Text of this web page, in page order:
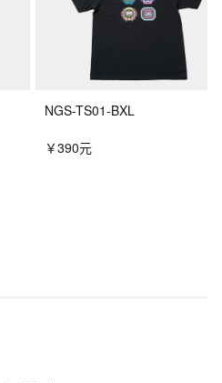
NGS-TS01-BXL
￥390元